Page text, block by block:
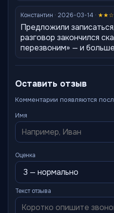
Константин · 2026-03-14 ·
Предложили
разговор закончился
перезвоним» — и
Оставить отзыв
Комментарии появляются
Имя
Оценка
Текст отзыва